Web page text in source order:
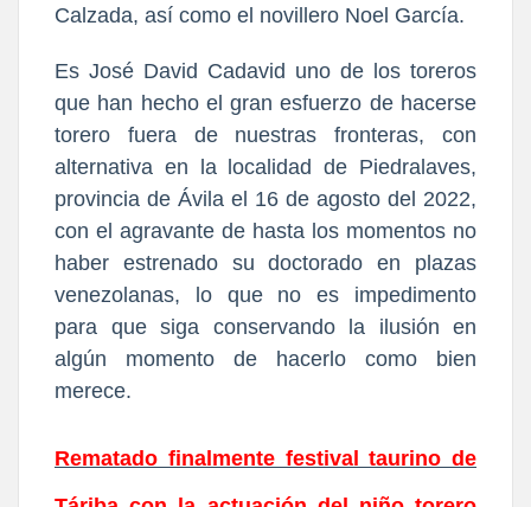
Calzada, así como el novillero Noel García.
Es José David Cadavid uno de los toreros
que han hecho el gran esfuerzo de hacerse
torero fuera de nuestras fronteras, con
alternativa en la localidad de Piedralaves,
provincia de Ávila el 16 de agosto del 2022,
con el agravante de hasta los momentos no
haber estrenado su doctorado en plazas
venezolanas, lo que no es impedimento
para que siga conservando la ilusión en
algún momento de hacerlo como bien
merece.
Rematado finalmente festival taurino de